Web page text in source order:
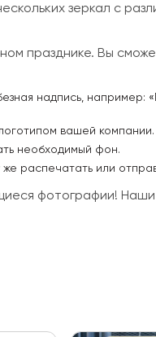
зеркал с
празднике. Вы
надпись, например:
вашей компании.
необходимый фон.
распечатать или
фотографии!